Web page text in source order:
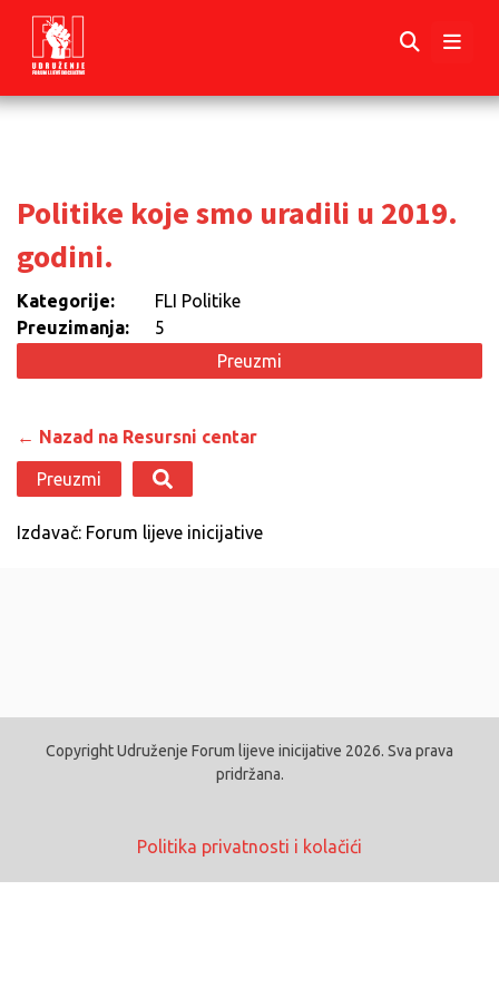
Politike koje smo uradili u 2019.
godini.
Kategorije:
FLI Politike
Preuzimanja:
5
Preuzmi
← Nazad na Resursni centar
Izdavač: Forum lijeve inicijative
Preuzmi
Copyright Udruženje Forum lijeve inicijative 2026. Sva prava
pridržana.
Politika privatnosti i kolačići